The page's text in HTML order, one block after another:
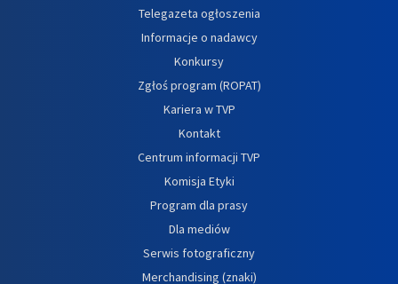
Telegazeta ogłoszenia
Informacje o nadawcy
Konkursy
Zgłoś program (ROPAT)
Kariera w TVP
Kontakt
Centrum informacji TVP
Komisja Etyki
Program dla prasy
Dla mediów
Serwis fotograficzny
Merchandising (znaki)